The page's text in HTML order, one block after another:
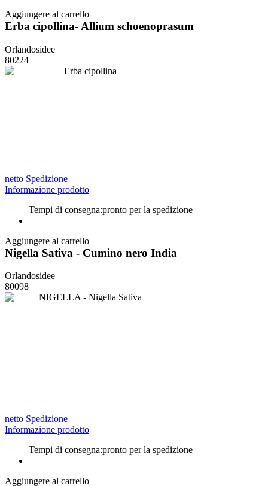
Aggiungere al carrello
Erba cipollina- Allium schoenoprasum
Orlandosidee
80224
netto Spedizione
Informazione prodotto
Tempi di consegna:pronto per la spedizione
Aggiungere al carrello
Nigella Sativa - Cumino nero India
Orlandosidee
80098
netto Spedizione
Informazione prodotto
Tempi di consegna:pronto per la spedizione
Aggiungere al carrello